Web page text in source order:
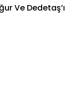
Ve Dedetaş’ı